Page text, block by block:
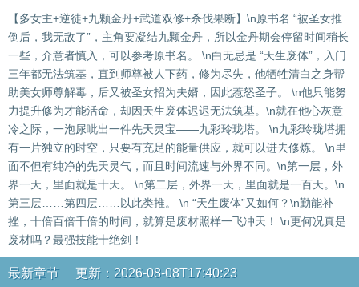
【多女主+逆徒+九颗金丹+武道双修+杀伐果断】\n原书名 “被圣女推
倒后，我无敌了”，主角要凝结九颗金丹，所以金丹期会停留时间稍长
一些，介意者慎入，可以参考原书名。 \n白无忌是 “天生废体”，入门
三年都无法筑基，直到师尊被人下药，修为尽失，他牺牲清白之身帮
助美女师尊解毒，后又被圣女招为夫婿，因此惹怒圣子。 \n他只能努
力提升修为才能活命，却因天生废体迟迟无法筑基。\n就在他心灰意
冷之际，一泡尿呲出一件先天灵宝——九彩玲珑塔。 \n九彩玲珑塔拥
有一片独立的时空，只要有充足的能量供应，就可以进去修炼。 \n里
面不但有纯净的先天灵气，而且时间流速与外界不同。\n第一层，外
界一天，里面就是十天。 \n第二层，外界一天，里面就是一百天。\n
第三层……第四层……以此类推。 \n “天生废体”又如何？\n勤能补
挫，十倍百倍千倍的时间，就算是废材照样一飞冲天！ \n更何况真是
废材吗？最强技能十绝剑！
最新章节 更新：2026-08-08T17:40:23